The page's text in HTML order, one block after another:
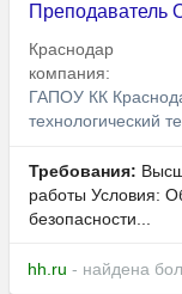
Преподаватель
Краснодар
компания:
ГАПОУ КК
технологический
Требования:
работы Условия:
безопасности...
hh.ru - найдена